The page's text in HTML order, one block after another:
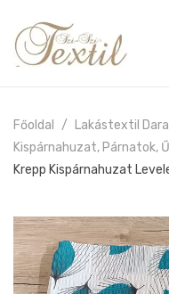
Főoldal Lakástextil
Kispárnahuzat, Párnatok,
Krepp Kispárnahuzat